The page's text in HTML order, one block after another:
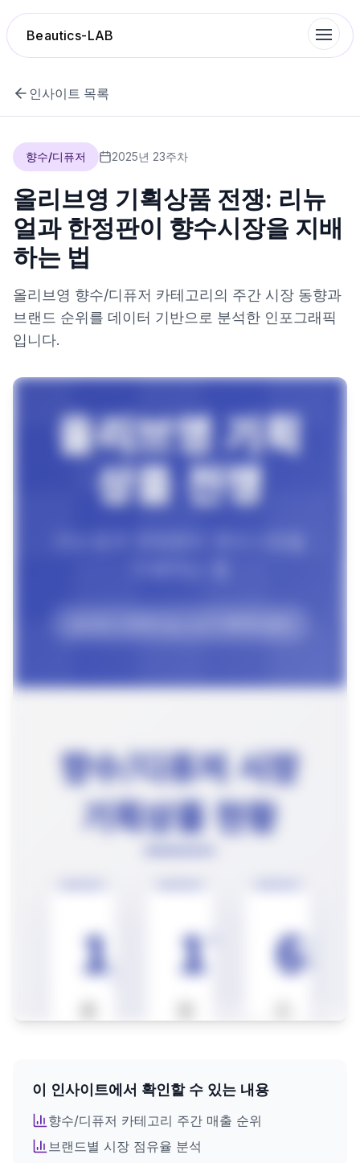
Beautics-LAB
랭킹
성분분석
나의 스킨케어
대화 이력
찜 목록
루틴탐색
Login
인사이트 목록
향수/디퓨저 2025년 23주차
올리브영 기획상품 전쟁: 리뉴
얼과 한정판이 향수시장을 지배
하는 법
올리브영 향수/디퓨저 카테고리의 주간 시장 동향과
브랜드 순위를 데이터 기반으로 분석한 인포그래픽
입니다.
전체 인사이트를 확인하려면
회원가입이 필요합니다
로그인 후 모든 인포그래픽을 이용하세요
이 인사이트에서 확인할 수 있는 내용
향수/디퓨저 카테고리 주간 매출 순위
브랜드별 시장 점유율 분석